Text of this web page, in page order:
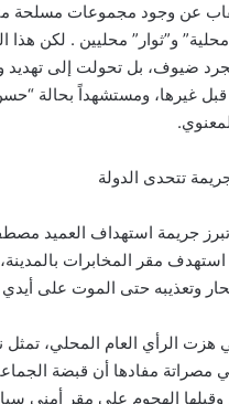
عن وجود مجموعات مسلحة
و”ثوار” محليين . لكن
ضيوف، بل تحولت إلى تهديد
غيرها، ومستشهداً بحالة
تتحدى الدولة
جريمة استهداف العميد
استهدف مقر المخابرات
وتعذيبه حتى الموت على
هزت الرأي العام المحلي،
مصراتة مفادها أن قبضة
وقبلها الهجوم على مقر أمني